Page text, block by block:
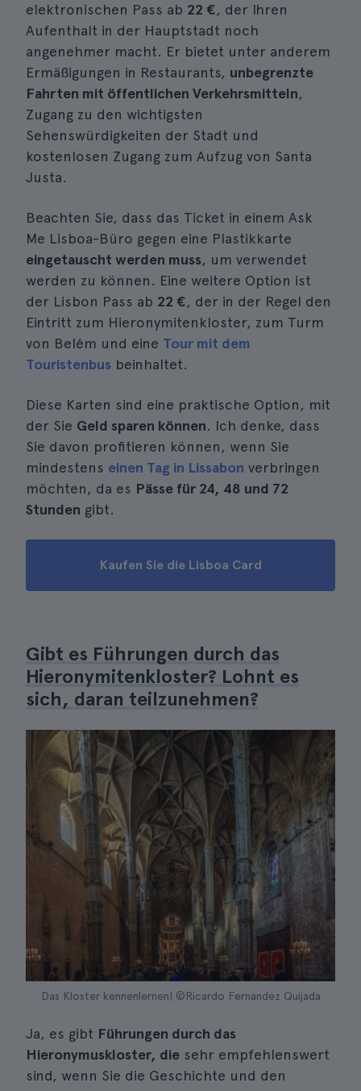
elektronischen Pass ab 22 €, der Ihren
Aufenthalt in der Hauptstadt noch
angenehmer macht. Er bietet unter anderem
Ermäßigungen in Restaurants, unbegrenzte
Fahrten mit öffentlichen Verkehrsmitteln,
Zugang zu den wichtigsten
Sehenswürdigkeiten der Stadt und
kostenlosen Zugang zum Aufzug von Santa
Justa.
Beachten Sie, dass das Ticket in einem Ask
Me Lisboa-Büro gegen eine Plastikkarte
eingetauscht werden muss, um verwendet
werden zu können. Eine weitere Option ist
der Lisbon Pass ab 22 €, der in der Regel den
Eintritt zum Hieronymitenkloster, zum Turm
von Belém und eine Tour mit dem
Touristenbus beinhaltet.
Diese Karten sind eine praktische Option, mit
der Sie Geld sparen können. Ich denke, dass
Sie davon profitieren können, wenn Sie
mindestens einen Tag in Lissabon verbringen
möchten, da es Pässe für 24, 48 und 72
Stunden gibt.
Kaufen Sie die Lisboa Card
Gibt es Führungen durch das
Hieronymitenkloster? Lohnt es
sich, daran teilzunehmen?
Das Kloster kennenlernen| ©Ricardo Fernandez Quijada
Ja, es gibt Führungen durch das
Hieronymuskloster, die sehr empfehlenswert
sind, wenn Sie die Geschichte und den